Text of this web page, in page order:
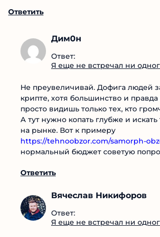
Ответ:
Не преувеличивай. Дофига людей
мошенники. Ты просто видишь
громче всех кричат. А тут нужно
искать тех кто давно на рынке. Вот
https://tehnoobzor.com/samorph-
нормальный бюджет советую
Ответить
Вячеслав Никифоров
Ответ:
Согласен, не нужно всех под одну